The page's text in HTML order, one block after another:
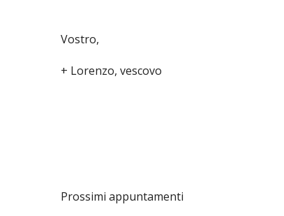
Vostro,
+ Lorenzo, vescovo
Prossimi appuntamenti